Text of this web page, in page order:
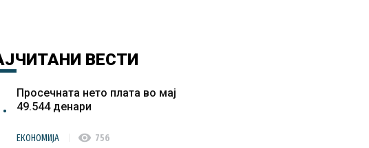
ВЕСТИ
Просечната нето плата во мај
49.544 денари
ЕКОНОМИЈА visibility 756